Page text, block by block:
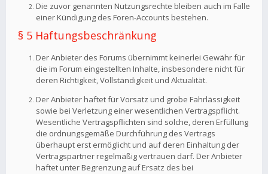
Die zuvor genannten Nutzungsrechte bleiben auch im Falle
einer Kündigung des Foren-Accounts bestehen.
§ 5 Haftungsbeschränkung
Der Anbieter des Forums übernimmt keinerlei Gewähr für
die im Forum eingestellten Inhalte, insbesondere nicht für
deren Richtigkeit, Vollständigkeit und Aktualität.
Der Anbieter haftet für Vorsatz und grobe Fahrlässigkeit
sowie bei Verletzung einer wesentlichen Vertragspflicht.
Wesentliche Vertragspflichten sind solche, deren Erfüllung
die ordnungsgemäße Durchführung des Vertrags
überhaupt erst ermöglicht und auf deren Einhaltung der
Vertragspartner regelmäßig vertrauen darf. Der Anbieter
haftet unter Begrenzung auf Ersatz des bei